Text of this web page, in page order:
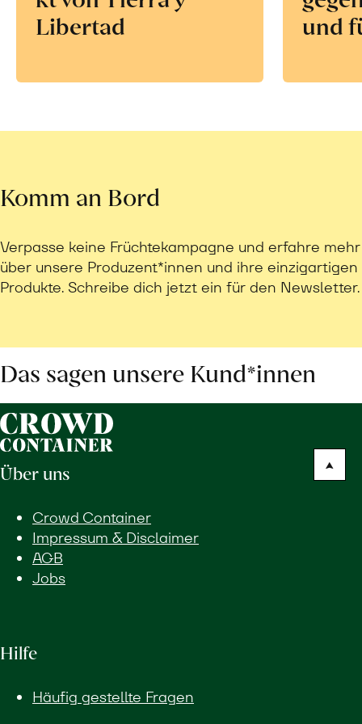
Libertad
und
Komm an Bord
Verpasse keine Früchtekampagne und erfahre mehr
über unsere Produzent*innen und ihre einzigartigen
Produkte. Schreibe dich jetzt ein für den Newsletter.
Das sagen unsere Kund*innen
Über uns
Crowd Container
Impressum & Disclaimer
AGB
Jobs
Hilfe
Häufig gestellte Fragen